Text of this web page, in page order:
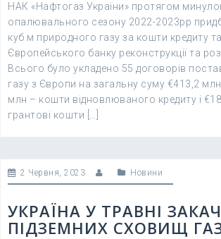
НАК «Нафтогаз України» протягом
опалювального сезону 2022-2023рр
куб м природного газу за кошти кредиту
Європейського банку реконструкції та
Всього було укладено 55 договорів
газу з Європи на загальну суму €413,2
млн – кошти відновлюваного кредиту і
грантові кошти […]
2 Червня, 2023 Новини
УКРАЇНА У ТРАВНІ
ПІДЗЕМНИХ СХОВИЩ